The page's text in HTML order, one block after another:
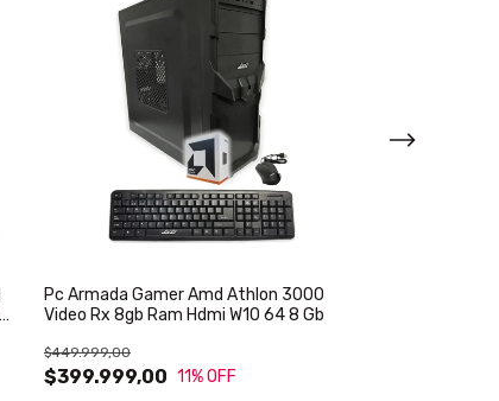
Pc Armada Gamer Amd Athlon 3000
Video Rx 8gb Ram Hdmi W10 64 8 Gb
$399.999,00
$449.999,00
11% OFF